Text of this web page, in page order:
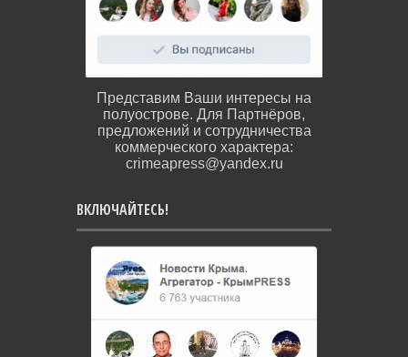
Представим Ваши интересы на
полуострове. Для Партнёров,
предложений и сотрудничества
коммерческого характера:
crimeapress@yandex.ru
ВКЛЮЧАЙТЕСЬ!